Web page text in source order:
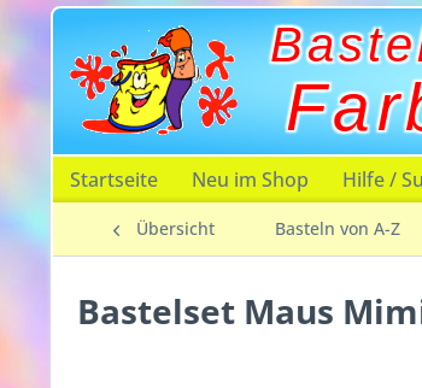
Startseite Neu im Shop Hilfe /
Übersicht Basteln von A-Z
Bastelset Maus